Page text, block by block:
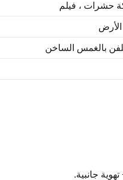
حشرات ، فيلم
بالغمس الساخن